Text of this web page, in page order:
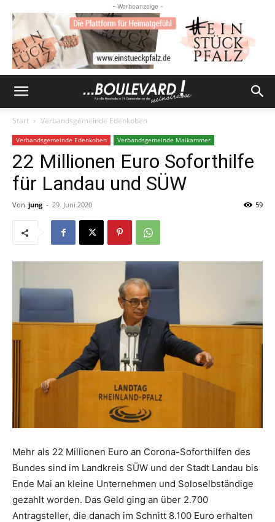
- Werbeanzeige -
Start Verbandsgemeinde Edenkoben
Verbandsgemeinde Edenkoben Verbandsgemeinde Maikammer
22 Millionen Euro Soforthilfe
für Landau und SÜW
Von jung - 29. Juni 2020 59
Mehr als 22 Millionen Euro an Corona-Soforthilfen des
Bundes sind im Landkreis SÜW und der Stadt Landau bis
Ende Mai an kleine Unternehmen und Soloselbständige
gezahlt worden. Das Geld ging an über 2.700
Antragsteller, die danach im Schnitt 8.100 Euro erhalten